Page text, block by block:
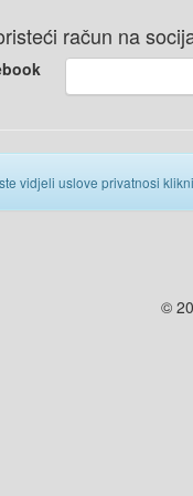
račun na
vidjeli uslove privatnosi
©